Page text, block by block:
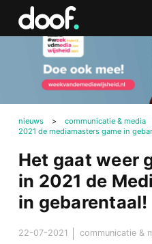
nieuws > communicatie & media
2021 de mediamasters game in
Het gaat weer
in 2021 de
in gebarentaal!
22-07-2021 communicatie &
Doof.nl